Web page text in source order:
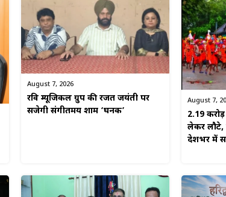
August 7, 2026
रवि म्यूजिकल ग्रुप की रजत जयंती पर
सजेगी संगीतमय शाम ‘घनक’
August 7,
2.19
लेकर लौटे,
देशभर में